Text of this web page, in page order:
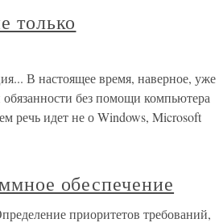
только
В настоящее время, наверное, уже
без помощи компьютера
речь идет не о Windows, Microsoft
обеспечение
приоритетов требований,